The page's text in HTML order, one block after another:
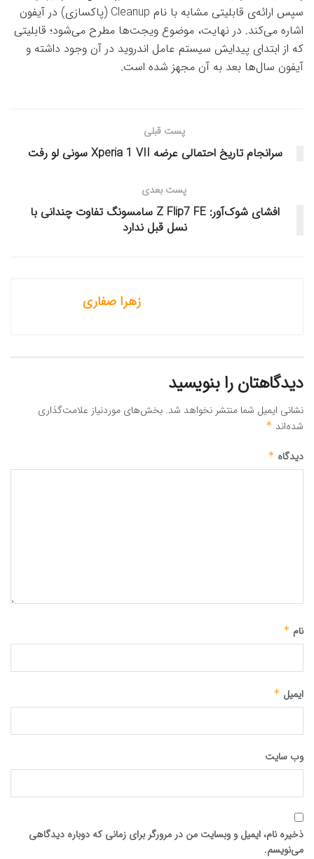
سپس ارائه‌ی قابلیتی مشابه با نام Cleanup (پاکسازی) در آیفون
اشاره می‌کند. در نهایت، موضوع ویجت‌ها مطرح می‌شود؛ قابلیتی
که از ابتدای پیدایش سیستم عامل اندروید در آن وجود داشته و
آیفون سال‌ها بعد به آن مجهز شده است.
پست قبلی
سرانجام تاریخ احتمالی عرضه Xperia 1 VII سونی لو رفت
پست بعدی
افشای شوک‌آور: Z Flip7 FE سامسونگ تفاوت چندانی با
نسل قبل ندارد
زهرا صفاری
دیدگاهتان را بنویسید
نشانی ایمیل شما منتشر نخواهد شد. بخش‌های موردنیاز علامت‌گذاری
شده‌اند *
دیدگاه *
نام *
ایمیل *
وب‌ سایت
ذخیره نام، ایمیل و وبسایت من در مرورگر برای زمانی که دوباره دیدگاهی
می‌نویسم.